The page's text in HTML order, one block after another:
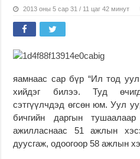
2013 оны 5 сар 31 / 11 цаг 42 минут
яамнаас сар бүр “Ил тод
хийдэг билээ. Туд
сэтгүүлчдэд өгсөн юм. Уул
бичгийн даргын
ажилласнаас 51 ажлын
дуусгаж, одоогоор 58 ажлын